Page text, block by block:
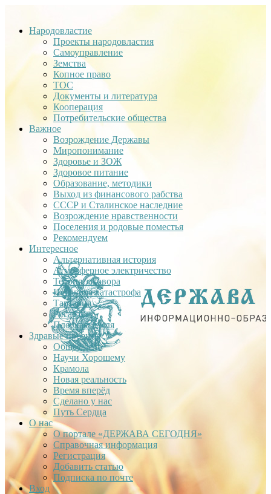
Народовластие
Проекты народовластия
Самоуправление
Земства
Копное право
ТОС
Документы и литература
Кооперация
Потребительские общества
Важное
Возрождение Державы
Миропонимание
Здоровье и ЗОЖ
Здоровое питание
Образование, методики
Выход из финансового рабства
СССР и Сталинское наследние
Возрождение нравственности
Поселения и родовые поместья
Рекомендуем
Интересное
Альтернативная история
Атмосферное электричество
Теория заговора
Недавняя катастрофа
Тартария
Гиганты
Плоская Земля
Здравые проекты
Общее дело
Научи Хорошему
Крамола
Новая реальность
Время вперёд
Сделано у нас
Путь Сердца
О нас
О портале «ДЕРЖАВА СЕГОДНЯ»
Справочная информация
Регистрация
Добавить статью
Подписка по почте
Вход